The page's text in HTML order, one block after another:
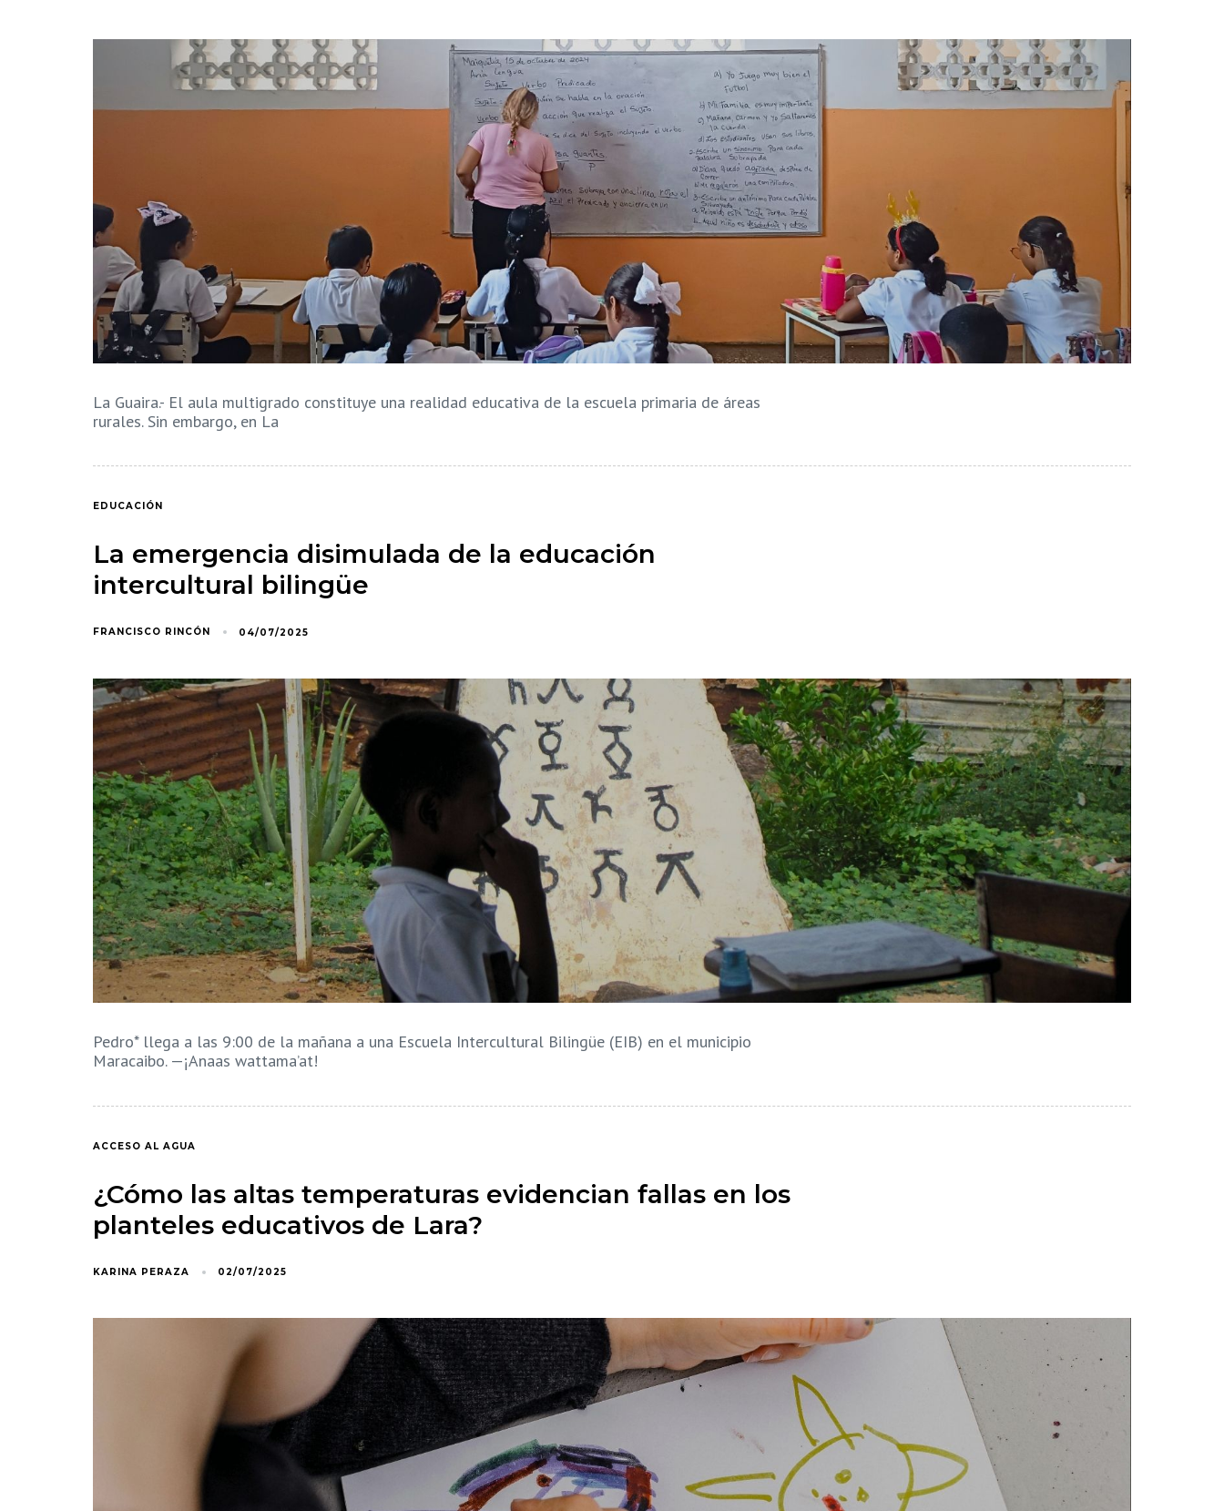
La Guaira.- El aula multigrado constituye una realidad educativa de la escuela primaria de áreas
rurales. Sin embargo, en La
EDUCACIÓN
La emergencia disimulada de la educación
intercultural bilingüe
FRANCISCO RINCÓN 04/07/2025
Pedro* llega a las 9:00 de la mañana a una Escuela Intercultural Bilingüe (EIB) en el municipio
Maracaibo. —¡Anaas wattama’at!
ACCESO AL AGUA
¿Cómo las altas temperaturas evidencian fallas en los
planteles educativos de Lara?
KARINA PERAZA 02/07/2025